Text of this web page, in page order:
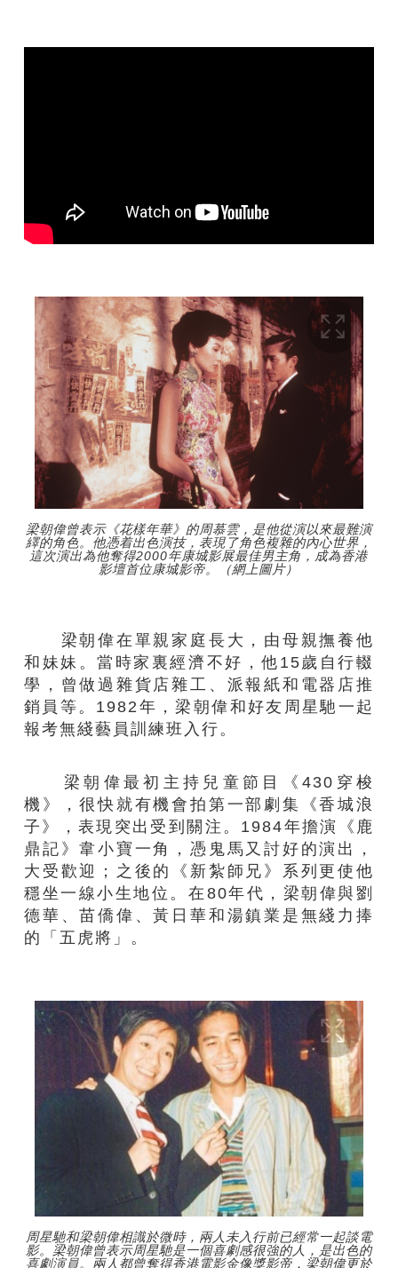
梁朝偉曾表示《花樣年華》的周慕雲，是他從演以來最難演
繹的角色。他憑着出色演技，表現了角色複雜的內心世界，
這次演出為他奪得2000年康城影展最佳男主角，成為香港
影壇首位康城影帝。（網上圖片）
梁朝偉在單親家庭長大，由母親撫養他
和妹妹。當時家裏經濟不好，他15歲自行輟
學，曾做過雜貨店雜工、派報紙和電器店推
銷員等。1982年，梁朝偉和好友周星馳一起
報考無綫藝員訓練班入行。
梁朝偉最初主持兒童節目《430穿梭
機》，很快就有機會拍第一部劇集《香城浪
子》，表現突出受到關注。1984年擔演《鹿
鼎記》韋小寶一角，憑鬼馬又討好的演出，
大受歡迎；之後的《新紮師兄》系列更使他
穩坐一線小生地位。在80年代，梁朝偉與劉
德華、苗僑偉、黃日華和湯鎮業是無綫力捧
的「五虎將」。
周星馳和梁朝偉相識於微時，兩人未入行前已經常一起談電
影。梁朝偉曾表示周星馳是一個喜劇感很強的人，是出色的
喜劇演員。兩人都曾奪得香港電影金像獎影帝，梁朝偉更於